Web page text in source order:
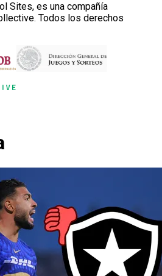
Sites, es una compañía
Todos los derechos